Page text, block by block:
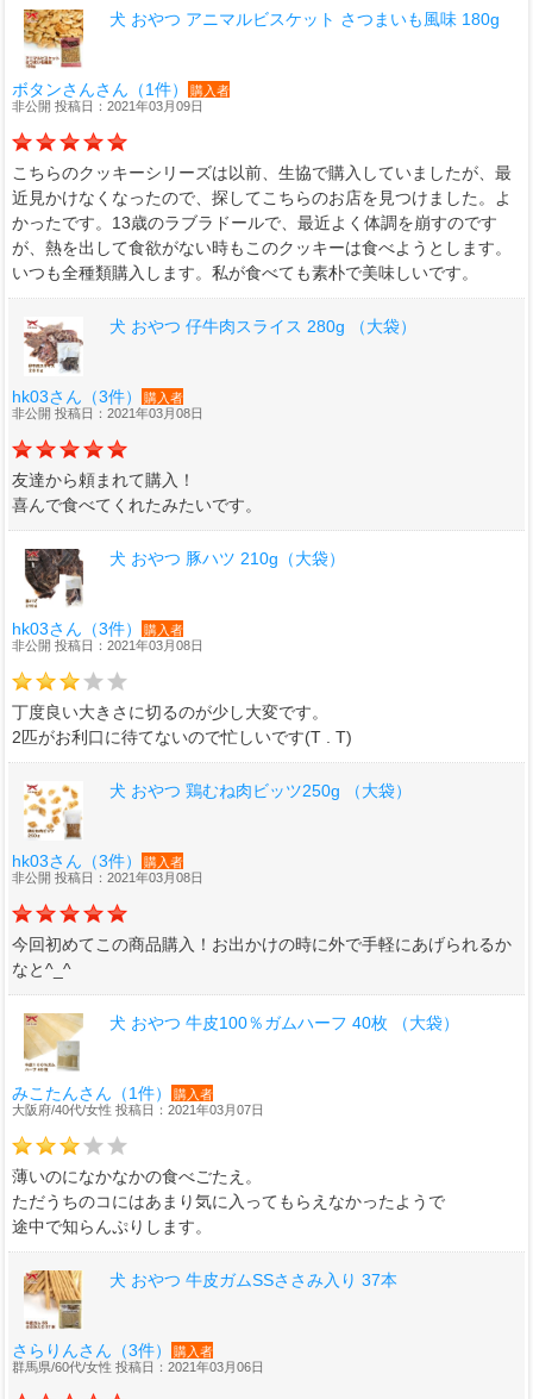
犬 おやつ アニマルビスケット さつまいも風味 180g
ボタンさんさん（1件）
購入者
非公開 投稿日：2021年03月09日
こちらのクッキーシリーズは以前、生協で購入していましたが、最
近見かけなくなったので、探してこちらのお店を見つけました。よ
かったです。13歳のラブラドールで、最近よく体調を崩すのです
が、熱を出して食欲がない時もこのクッキーは食べようとします。
いつも全種類購入します。私が食べても素朴で美味しいです。
犬 おやつ 仔牛肉スライス 280g （大袋）
hk03さん（3件）
購入者
非公開 投稿日：2021年03月08日
友達から頼まれて購入！
喜んで食べてくれたみたいです。
犬 おやつ 豚ハツ 210g（大袋）
hk03さん（3件）
購入者
非公開 投稿日：2021年03月08日
丁度良い大きさに切るのが少し大変です。
2匹がお利口に待てないので忙しいです(T . T)
犬 おやつ 鶏むね肉ビッツ250g （大袋）
hk03さん（3件）
購入者
非公開 投稿日：2021年03月08日
今回初めてこの商品購入！お出かけの時に外で手軽にあげられるか
なと^_^
犬 おやつ 牛皮100％ガムハーフ 40枚 （大袋）
みこたんさん（1件）
購入者
大阪府/40代/女性 投稿日：2021年03月07日
薄いのになかなかの食べごたえ。
ただうちのコにはあまり気に入ってもらえなかったようで
途中で知らんぷりします。
犬 おやつ 牛皮ガムSSささみ入り 37本
さらりんさん（3件）
購入者
群馬県/60代/女性 投稿日：2021年03月06日